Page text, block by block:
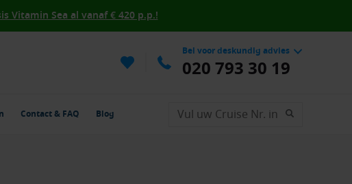
Vitamin Sea al vanaf € 420 p.p.!
Bel voor deskundig advies
020 793 30 19
Contact & FAQ Blog